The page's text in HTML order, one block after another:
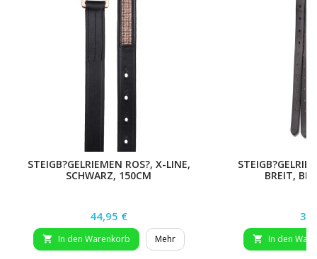
STEIGB?GELRIEMEN ROS?, X-LINE,
SCHWARZ, 150CM
Preis
44,95 €
 In den Warenkorb Mehr
BREIT,
 In den